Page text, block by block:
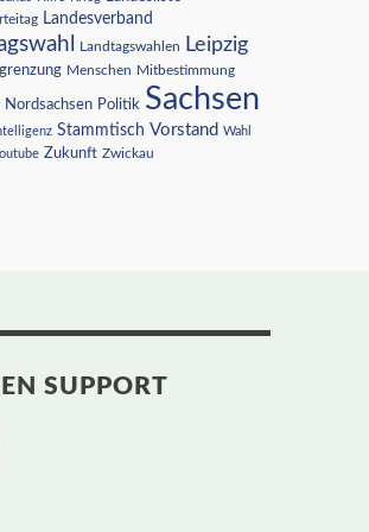
Landesverband
Landtagswahlen Leipzig
Menschen Mitbestimmung
Nordsachsen Politik Sachsen
Stammtisch Vorstand Wahl
Zukunft Zwickau
SUPPORT